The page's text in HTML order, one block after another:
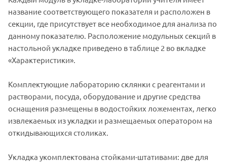
название соответствующего показателя и расположен в
секции, где присутствует все необходимое для анализа по
данному показателю. Расположение модульных секций в
настольной укладке приведено в таблице 2 во вкладке
«Характеристики».
Комплектующие лабораторию склянки с реагентами и
растворами, посуда, оборудование и другие средства
оснащения размещены в водостойких ложементах, легко
извлекаемых из укладки и размещаемых оператором на
откидывающихся столиках.
Укладка укомплектована стойками-штативами: две для